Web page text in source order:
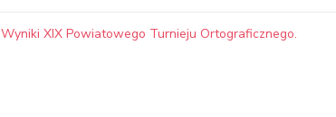
Wyniki XIX Powiatowego Turnieju Ortograficznego.